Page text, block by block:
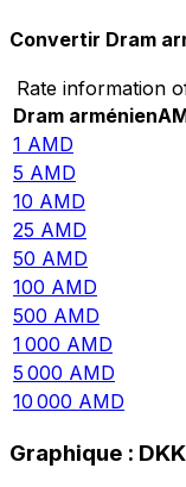
Convertir Dram
Rate information
Dram arménien
1 AMD
5 AMD
10 AMD
25 AMD
50 AMD
100 AMD
500 AMD
1 000 AMD
5 000 AMD
10 000 AMD
Graphique :